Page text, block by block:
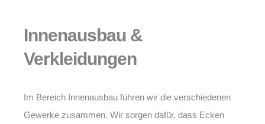
Innenausbau &
Verkleidungen
Im Bereich Innenausbau führen wir die verschiedenen
Gewerke zusammen. Wir sorgen dafür, dass Ecken